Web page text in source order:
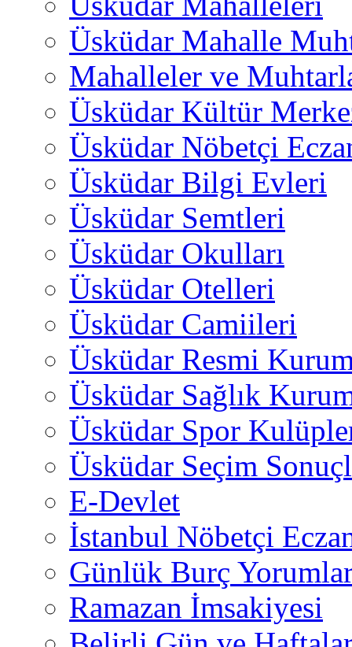
Üsküdar Mahalle
Mahalleler ve
Üsküdar Kültür
Üsküdar Nöbetçi
Üsküdar Bilgi Evleri
Üsküdar Semtleri
Üsküdar Okulları
Üsküdar Otelleri
Üsküdar Camiileri
Üsküdar Resmi
Üsküdar Sağlık
Üsküdar Spor
Üsküdar Seçim
E-Devlet
İstanbul Nöbetçi
Günlük Burç
Ramazan İmsakiyesi